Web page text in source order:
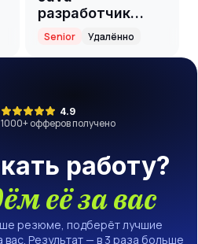
разработчик
(Senior)
Senior Удалённо
4.9
1000+ офферов получено
работу?
её за вас
резюме, подберёт лучшие
вас. Результат — в 3 раза больше